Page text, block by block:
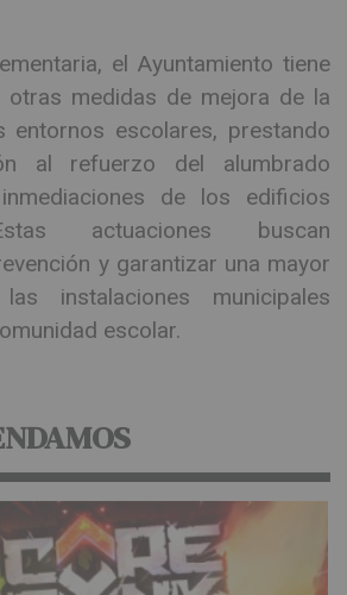
el Ayuntamiento tiene
otras medidas de mejora de la
entornos escolares, prestando
al refuerzo del alumbrado
de los edificios
actuaciones buscan
y garantizar una mayor
instalaciones municipales
escolar.